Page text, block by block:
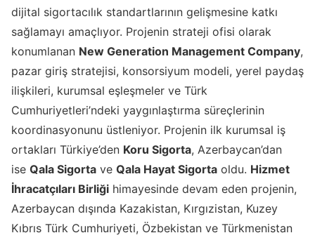
dijital sigortacılık standartlarının gelişmesine katkı
sağlamayı amaçlıyor. Projenin strateji ofisi olarak
konumlanan New Generation Management Company,
pazar giriş stratejisi, konsorsiyum modeli, yerel paydaş
ilişkileri, kurumsal eşleşmeler ve Türk
Cumhuriyetleri’ndeki yaygınlaştırma süreçlerinin
koordinasyonunu üstleniyor. Projenin ilk kurumsal iş
ortakları Türkiye’den Koru Sigorta, Azerbaycan’dan
ise Qala Sigorta ve Qala Hayat Sigorta oldu. Hizmet
İhracatçıları Birliği himayesinde devam eden projenin,
Azerbaycan dışında Kazakistan, Kırgızistan, Kuzey
Kıbrıs Türk Cumhuriyeti, Özbekistan ve Türkmenistan